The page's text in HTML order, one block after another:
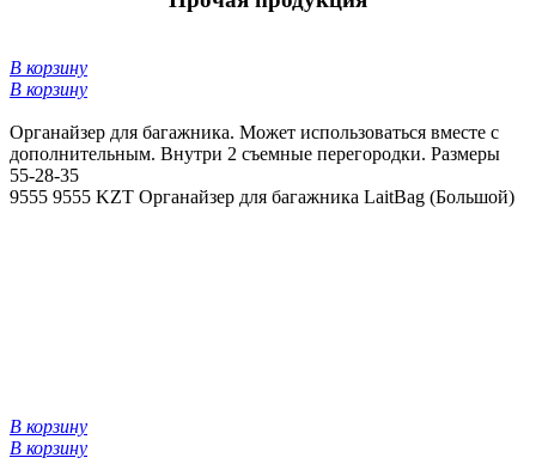
В корзину
В корзину
Органайзер для багажника. Может использоваться вместе с
дополнительным. Внутри 2 съемные перегородки. Размеры
55-28-35
9555 9555 KZT Органайзер для багажника LaitBag (Большой)
В корзину
В корзину